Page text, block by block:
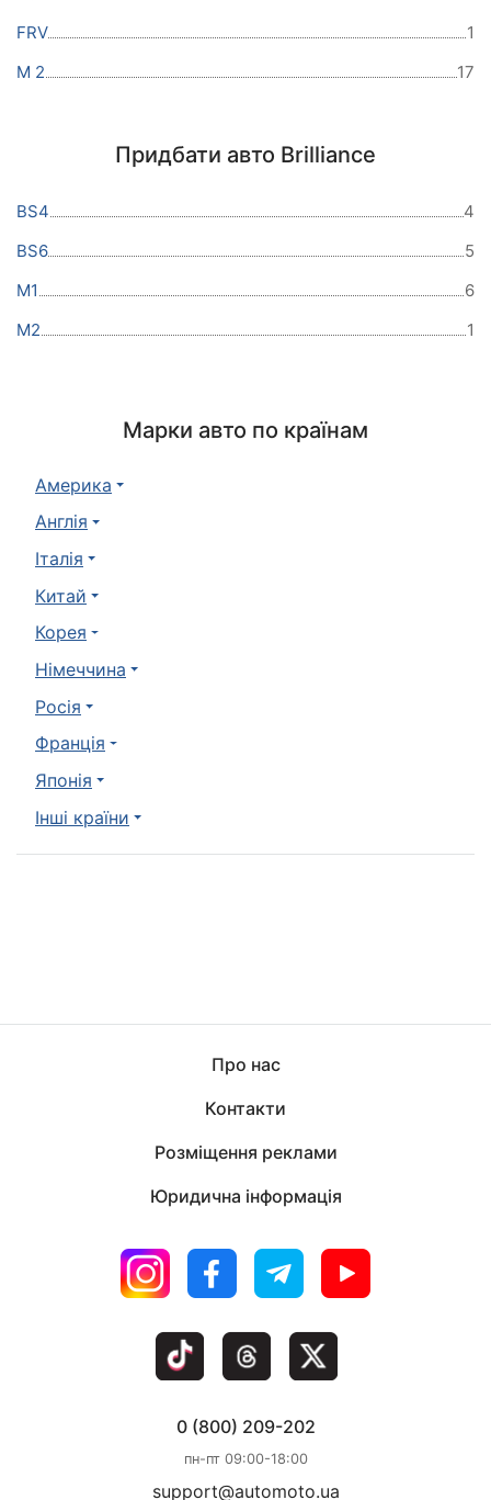
FRV
1
M 2
17
Придбати авто Brilliance
BS4
4
BS6
5
M1
6
M2
1
Марки авто по країнам
Америка
Англія
Італія
Китай
Корея
Німеччина
Росія
Франція
Японія
Інші країни
Про нас
Контакти
Розміщення реклами
Юридична інформація
0 (800) 209-202
пн-пт 09:00-18:00
support@automoto.ua